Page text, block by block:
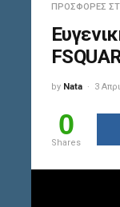
ΠΡΟΣΦΟΡΈΣ
by Nata 3
0
Shares